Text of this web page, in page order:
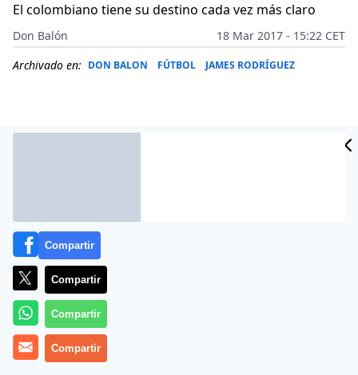
El colombiano tiene su destino cada vez más claro
Don Balón
18 Mar 2017 - 15:22 CET
Archivado en: DON BALON FÚTBOL JAMES RODRÍGUEZ
James Rodríguez no está bien. No es ninguna novedad.
El colombiano lleva toda la temporada sin contar con
los minutos suficientes, y no espera que su situación
Compartir
Compartir
Compartir
Compartir